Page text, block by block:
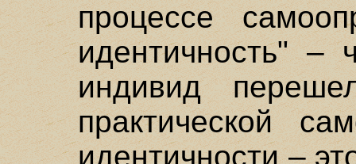
процессе
идентичность" –
индивид
практической
идентичности –